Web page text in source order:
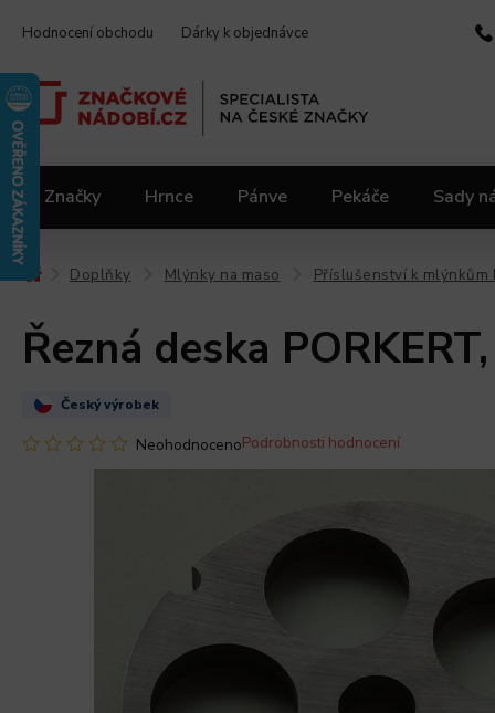
Hodnocení obchodu Dárky k objednávce
Značky Hrnce Pánve Pekáče Sady
Doplňky Mlýnky na maso Příslušenství k mlýnkům
Řezná deska
Český výrobek
NeohodnocenoPodrobnosti hodnocení